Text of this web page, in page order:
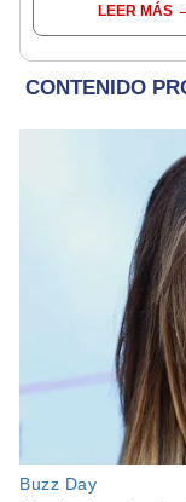
encubiertaLEER MÁS